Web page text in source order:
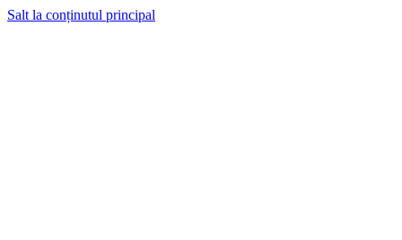
Salt la conținutul principal